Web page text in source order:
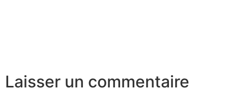
Laisser un commentaire